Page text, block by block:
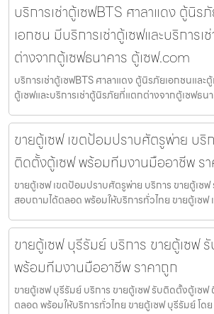
บริการเช่าตู้เซฟBTS ศาลาแดง ตู้นิร
เอกชน มีบริการเช่าตู้เซฟและบริการ
ต่างจากตู้เซฟธนาคาร ตู้เซฟ.com
บริการเช่าตู้เซฟBTS ศาลาแดง ตู้นิรภัยเอกชนและ
ตู้เซฟและบริการเช่าตู้นิรภัยที่แตกต่างจากตู้เซฟธน
ขายตู้เซฟ เขตป้อมปราบศัตรูพ่าย บริ
ติดตั้งตู้เซฟ พร้อมทีมงานมืออาชีพ ร
ขายตู้เซฟ เขตป้อมปราบศัตรูพ่าย บริการ ขายตู้เซ
สอบถามได้ตลอด พร้อมให้บริการทั่วไทย ขายตู้เซฟ
ขายตู้เซฟ บุรีรัมย์ บริการ ขายตู้เซฟ
พร้อมทีมงานมืออาชีพ ราคาถูก
ขายตู้เซฟ บุรีรัมย์ บริการ ขายตู้เซฟ รับติดตั้งตู้เซ
ตลอด พร้อมให้บริการทั่วไทย ขายตู้เซฟ บุรีรัมย์ โดย